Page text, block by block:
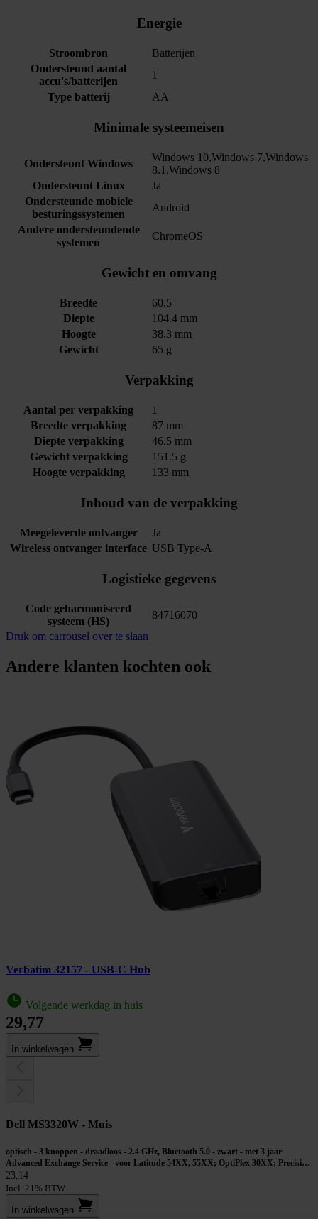
Energie
Stroombron
Batterijen
Ondersteund aantal
accu's/batterijen
1
Type batterij
AA
Minimale systeemeisen
Ondersteunt Windows
Windows 10,Windows 7,Windows
8.1,Windows 8
Ondersteunt Linux
Ja
Ondersteunde mobiele
besturingssystemen
Android
Andere ondersteundende
systemen
ChromeOS
Gewicht en omvang
Breedte
60.5
Diepte
104.4 mm
Hoogte
38.3 mm
Gewicht
65 g
Verpakking
Aantal per verpakking
1
Breedte verpakking
87 mm
Diepte verpakking
46.5 mm
Gewicht verpakking
151.5 g
Hoogte verpakking
133 mm
Inhoud van de verpakking
Meegeleverde ontvanger
Ja
Wireless ontvanger interface USB Type-A
Logistieke gegevens
Code geharmoniseerd
systeem (HS)
84716070
Druk om carrousel over te slaan
Andere klanten kochten ook
Verbatim 32157 - USB-C Hub
Volgende werkdag in huis
29,77
In winkel­wagen
Dell MS3320W - Muis
optisch - 3 knoppen - draadloos - 2.4 GHz, Bluetooth 5.0 - zwart - met 3 jaar
Advanced Exchange Service - voor Latitude 54XX, 55XX; OptiPlex 30XX; Precision
55XX, 75XX, 77XX; Vostro 15 35XX, 15 7510
23,14
Incl. 21% BTW
In winkel­wagen